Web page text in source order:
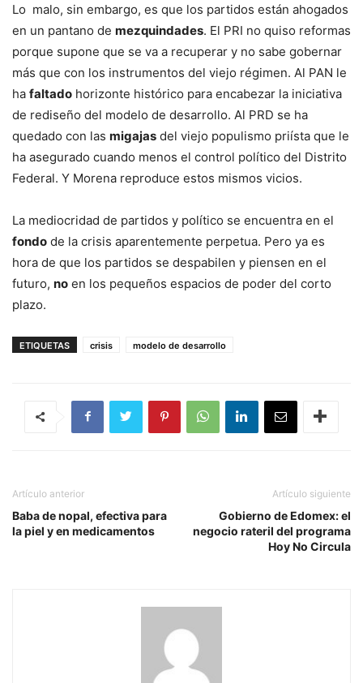
Lo malo, sin embargo, es que los partidos están ahogados
en un pantano de mezquindades. El PRI no quiso reformas
porque supone que se va a recuperar y no sabe gobernar
más que con los instrumentos del viejo régimen. Al PAN le
ha faltado horizonte histórico para encabezar la iniciativa
de rediseño del modelo de desarrollo. Al PRD se ha
quedado con las migajas del viejo populismo priísta que le
ha asegurado cuando menos el control político del Distrito
Federal. Y Morena reproduce estos mismos vicios.
La mediocridad de partidos y político se encuentra en el
fondo de la crisis aparentemente perpetua. Pero ya es
hora de que los partidos se despabilen y piensen en el
futuro, no en los pequeños espacios de poder del corto
plazo.
ETIQUETAS crisis modelo de desarrollo
Artículo anterior
Baba de nopal, efectiva para
la piel y en medicamentos
Artículo siguiente
Gobierno de Edomex: el
negocio rateril del programa
Hoy No Circula